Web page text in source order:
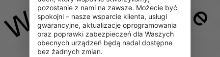
W e
pozostanie z nami na zawsze. Możecie być
spokojni – nasze wsparcie klienta, usługi
gwarancyjne, aktualizacje oprogramowania
oraz poprawki zabezpieczeń dla Waszych
obecnych urządzeń będą nadal dostępne
bez żadnych zmian.